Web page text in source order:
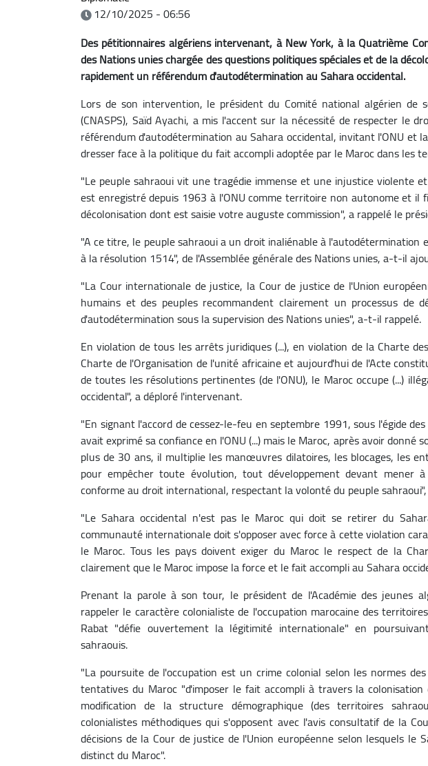
12/10/2025 - 06:56
Des pétitionnaires algériens intervenant, à New York, à la Quatrième
des Nations unies chargée des questions politiques spéciales et de la
rapidement un référendum d'autodétermination au Sahara occidental.
Lors de son intervention, le président du Comité national algérien de
(CNASPS), Saïd Ayachi, a mis l'accent sur la nécessité de respecter le
référendum d'autodétermination au Sahara occidental, invitant l'ONU et
dresser face à la politique du fait accompli adoptée par le Maroc dans les
"Le peuple sahraoui vit une tragédie immense et une injustice violente
est enregistré depuis 1963 à l'ONU comme territoire non autonome et il
décolonisation dont est saisie votre auguste commission", a rappelé le
"A ce titre, le peuple sahraoui a un droit inaliénable à l'autodétermination
à la résolution 1514", de l'Assemblée générale des Nations unies, a-t-il
"La Cour internationale de justice, la Cour de justice de l'Union
humains et des peuples recommandent clairement un processus de
d'autodétermination sous la supervision des Nations unies", a-t-il rappelé.
En violation de tous les arrêts juridiques (...), en violation de la Charte
Charte de l'Organisation de l'unité africaine et aujourd'hui de l'Acte
de toutes les résolutions pertinentes (de l'ONU), le Maroc occupe (...)
occidental", a déploré l'intervenant.
"En signant l'accord de cessez-le-feu en septembre 1991, sous l'égide
avait exprimé sa confiance en l'ONU (...) mais le Maroc, après avoir donné
plus de 30 ans, il multiplie les manœuvres dilatoires, les blocages, les
pour empêcher toute évolution, tout développement devant mener
conforme au droit international, respectant la volonté du peuple
"Le Sahara occidental n'est pas le Maroc qui doit se retirer du
communauté internationale doit s'opposer avec force à cette violation
le Maroc. Tous les pays doivent exiger du Maroc le respect de la
clairement que le Maroc impose la force et le fait accompli au Sahara
Prenant la parole à son tour, le président de l'Académie des jeunes
rappeler le caractère colonialiste de l'occupation marocaine des
Rabat "défie ouvertement la légitimité internationale" en
sahraouis.
"La poursuite de l'occupation est un crime colonial selon les normes
tentatives du Maroc "d'imposer le fait accompli à travers la
modification de la structure démographique (des territoires
colonialistes méthodiques qui s'opposent avec l'avis consultatif de la
décisions de la Cour de justice de l'Union européenne selon lesquels le
distinct du Maroc".